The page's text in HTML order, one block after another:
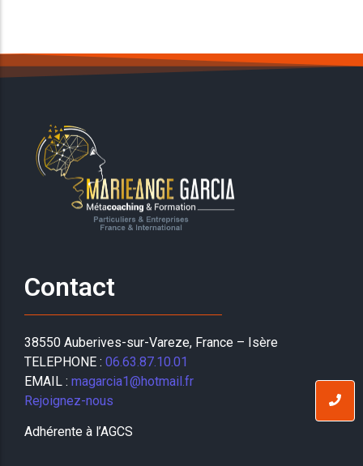
Contact
38550 Auberives-sur-Vareze, France – Isère
TELEPHONE : 06.63.87.10.01
EMAIL : magarcia1@hotmail.fr
Rejoignez-nous
Adhérente à l’AGCS